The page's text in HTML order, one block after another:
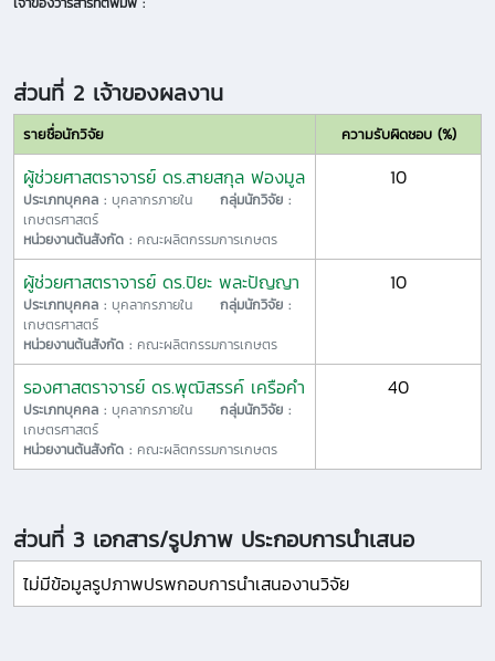
ส่วนที่ 2 เจ้าของผลงาน
รายชื่อนักวิจัย ความรับผิดชอบ (%)
ผู้ช่วยศาสตราจารย์ ดร.สายสกุล ฟองมูล
ประเภทบุคคล : บุคลากรภายใน กลุ่มนักวิจัย :
เกษตรศาสตร์
หน่วยงานต้นสังกัด : คณะผลิตกรรมการเกษตร
10
ผู้ช่วยศาสตราจารย์ ดร.ปิยะ พละปัญญา
ประเภทบุคคล : บุคลากรภายใน กลุ่มนักวิจัย :
เกษตรศาสตร์
หน่วยงานต้นสังกัด : คณะผลิตกรรมการเกษตร
10
รองศาสตราจารย์ ดร.พุฒิสรรค์ เครือคำ
ประเภทบุคคล : บุคลากรภายใน กลุ่มนักวิจัย :
เกษตรศาสตร์
หน่วยงานต้นสังกัด : คณะผลิตกรรมการเกษตร
40
ส่วนที่ 3 เอกสาร/รูปภาพ ประกอบการนำเสนอ
ไม่มีข้อมูลรูปภาพปรพกอบการนำเสนองานวิจัย